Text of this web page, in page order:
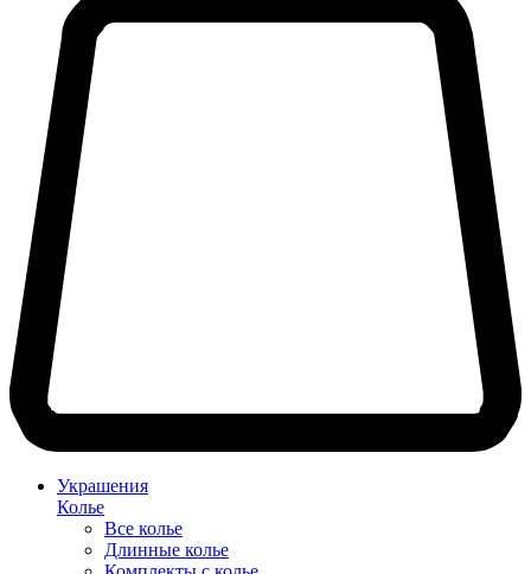
Украшения
Колье
Все колье
Длинные колье